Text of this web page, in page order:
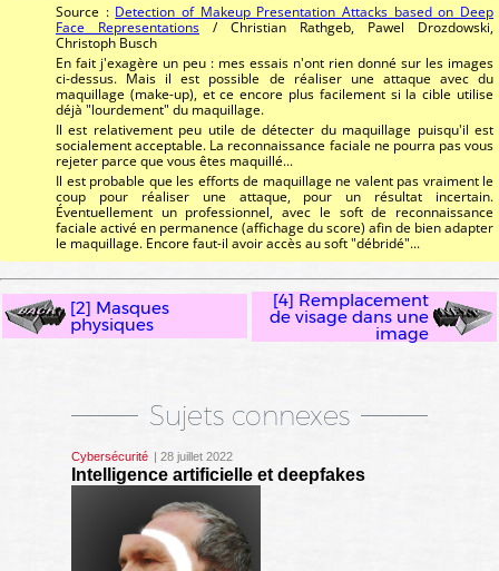
Sujets connexes
Cybersécurité | 28 juillet 2022
Intelligence artificielle et deepfakes
Source : Detection of Makeup Presentation Attacks based on Deep
Face Representations / Christian Rathgeb, Pawel Drozdowski,
Christoph Busch
En fait j'exagère un peu : mes essais n'ont rien donné sur les images
ci-dessus. Mais il est possible de réaliser une attaque avec du
maquillage (make-up), et ce encore plus facilement si la cible utilise
déjà "lourdement" du maquillage.
Il est relativement peu utile de détecter du maquillage puisqu'il est
socialement acceptable. La reconnaissance faciale ne pourra pas vous
rejeter parce que vous êtes maquillé...
Il est probable que les efforts de maquillage ne valent pas vraiment le
coup pour réaliser une attaque, pour un résultat incertain.
Éventuellement un professionnel, avec le soft de reconnaissance
faciale activé en permanence (affichage du score) afin de bien adapter
le maquillage. Encore faut-il avoir accès au soft "débridé"...
[2] Masques
physiques
[4] Remplacement
de visage dans une
image